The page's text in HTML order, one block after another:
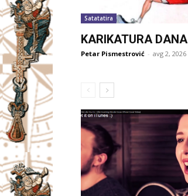
Satatatira
KARIKATURA DANA
Petar Pismestrović - avg 2, 2026